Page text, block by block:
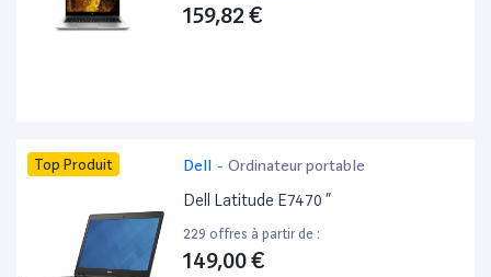
159,82 €
Top Produit Dell - Ordinateur portable
Dell Latitude E7470 ”
229 offres à partir de :
149,00 €